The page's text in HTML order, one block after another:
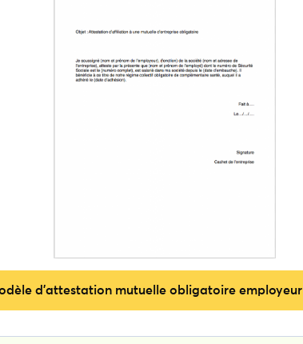
d'attestation mutuelle obligatoire employeur